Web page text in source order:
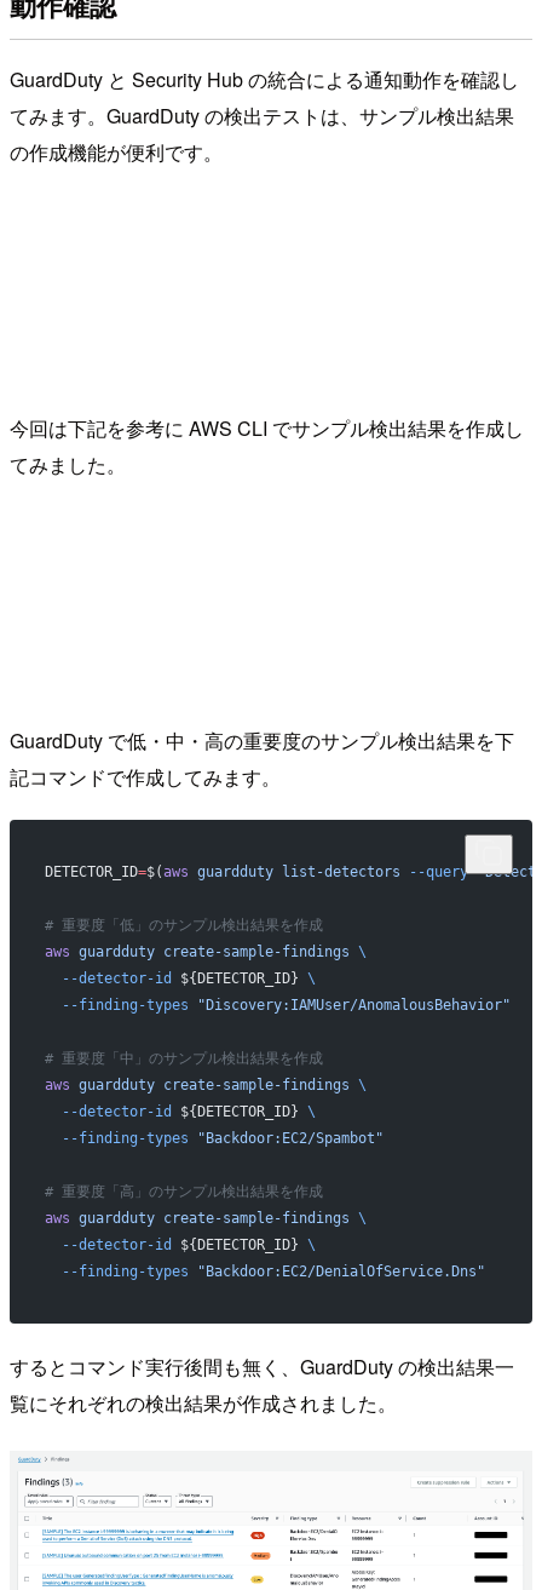
GuardDuty と Security Hub の統合による通知動作を確認し
てみます。GuardDuty の検出テストは、サンプル検出結果
の作成機能が便利です。
今回は下記を参考に AWS CLI でサンプル検出結果を作成し
てみました。
GuardDuty で低・中・高の重要度のサンプル検出結果を下
記コマンドで作成してみます。
DETECTOR_ID=$(aws guardduty list-detectors --query
# 重要度「低」のサンプル検出結果を作成
aws guardduty create-sample-findings \
  --detector-id
${DETECTOR_ID} \
  --finding-types
"Discovery:IAMUser/AnomalousBehavior"
# 重要度「中」のサンプル検出結果を作成
aws guardduty create-sample-findings \
  --detector-id
${DETECTOR_ID} \
  --finding-types
"Backdoor:EC2/Spambot"
# 重要度「高」のサンプル検出結果を作成
aws guardduty create-sample-findings \
  --detector-id
${DETECTOR_ID} \
  --finding-types
"Backdoor:EC2/DenialOfService.Dns"
するとコマンド実行後間も無く、GuardDuty の検出結果一
覧にそれぞれの検出結果が作成されました。